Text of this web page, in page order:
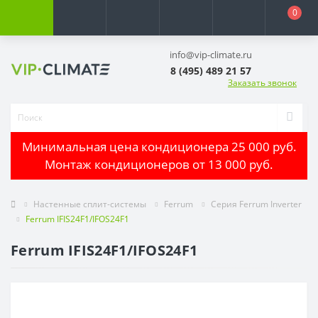
0
info@vip-climate.ru
8 (495) 489 21 57
Заказать звонок
Минимальная цена кондиционера 25 000 руб.
Монтаж кондиционеров от 13 000 руб.
Настенные сплит-системы Ferrum
Серия Ferrum Inverter
Ferrum IFIS24F1/IFOS24F1
Ferrum IFIS24F1/IFOS24F1